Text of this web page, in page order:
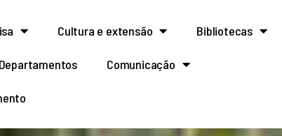
Cultura e extensão Bibliotecas
Departamentos Comunicação